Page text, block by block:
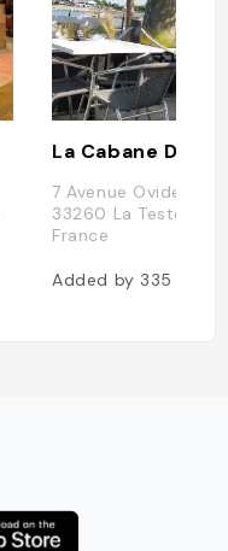
La Cabane Du
7 Avenue Ovide
33260 La Teste-de-
France
Added by 335